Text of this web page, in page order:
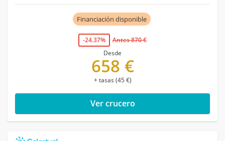
Financiación disponible
-24.37%
Antes 870 €
Desde
658 €
+ tasas (45 €)
Ver crucero